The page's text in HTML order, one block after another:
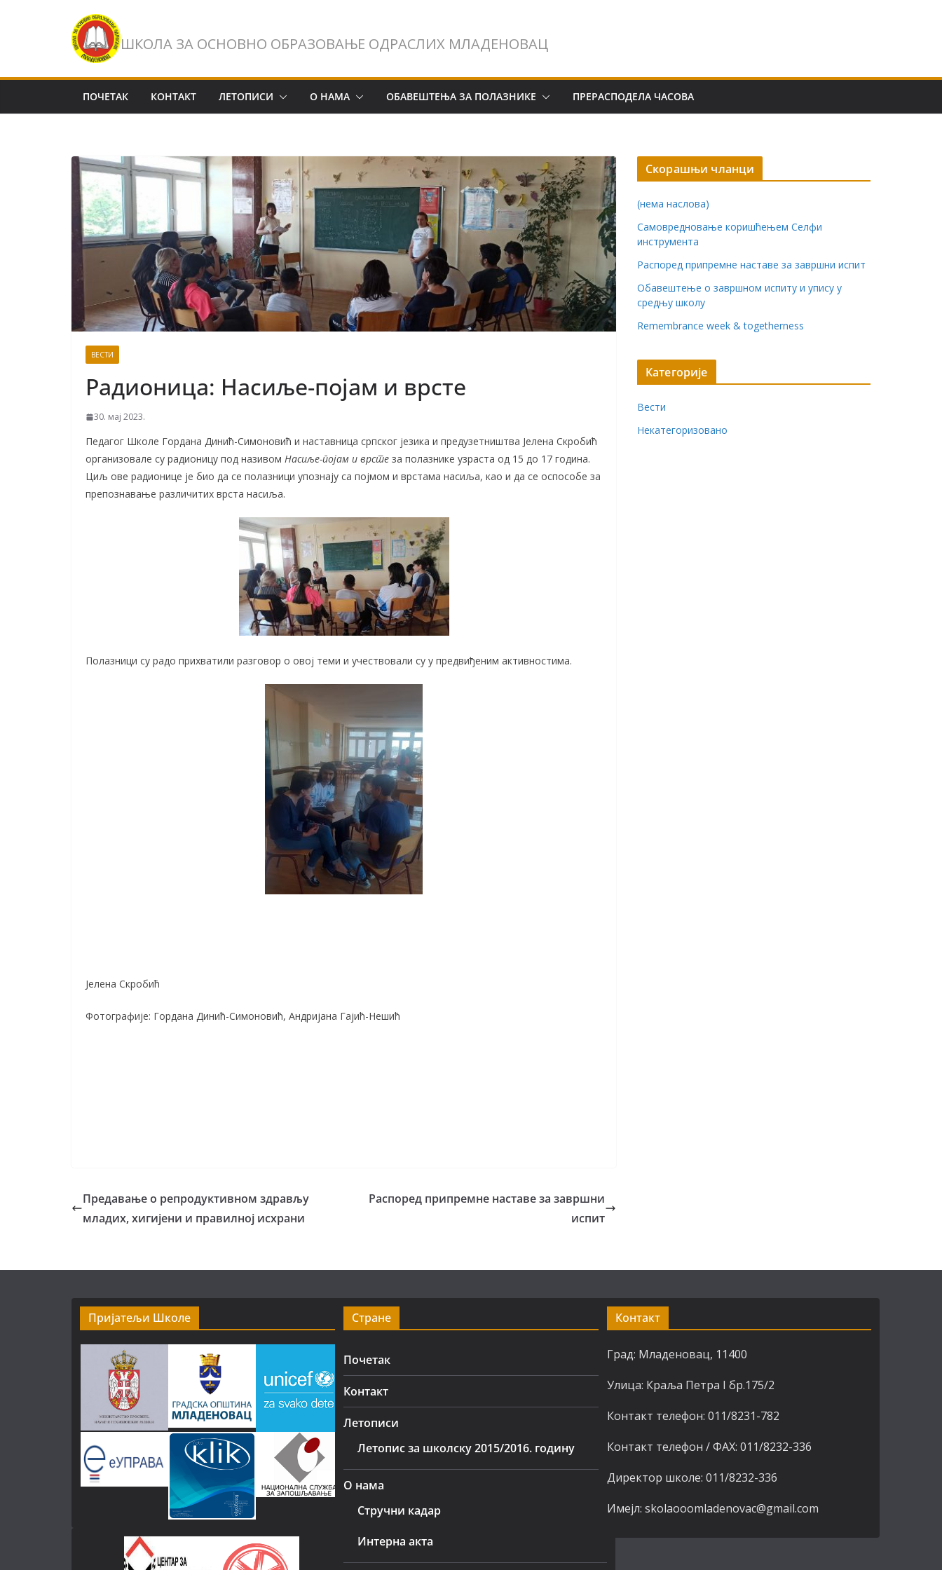
ШКОЛА ЗА ОСНОВНО ОБРАЗОВАЊЕ ОДРАСЛИХ МЛАДЕНОВАЦ
ПОЧЕТАК КОНТАКТ ЛЕТОПИСИ О НАМА ОБАВЕШТЕЊА ЗА ПОЛАЗНИКЕ ПРЕРАСПОДЕЛА ЧАСОВА
ВЕСТИ
Радионица: Насиље-појам и врсте
30. мај 2023.
Педагог Школе Гордана Динић-Симоновић и наставница српског језика и предузетништва Јелена Скробић
организовале су радионицу под називом Насиље-појам и врсте за полазнике узраста од 15 до 17 година.
Циљ ове радионице је био да се полазници упознају са појмом и врстама насиља, као и да се оспособе за
препознавање различитих врста насиља.
Полазници су радо прихватили разговор о овој теми и учествовали су у предвиђеним активностима.
Јелена Скробић
Фотографије: Гордана Динић-Симоновић, Андријана Гајић-Нешић
Предавање о репродуктивном здрављу
младих, хигијени и правилној исхрани
Распоред припремне наставе за завршни
испит
Скорашњи чланци
(нема наслова)
Самовредновање коришћењем Селфи
инструмента
Распоред припремне наставе за завршни испит
Обавештење о завршном испиту и упису у
средњу школу
Remembrance week & togetherness
Категорије
Вести
Некатегоризовано
Пријатељи Школе Стране
Почетак
Контакт
Летописи
Летопис за школску 2015/2016. годину
О нама
Стручни кадар
Интерна акта
Контакт
Град: Младеновац, 11400
Улица: Краља Петра I бр.175/2
Контакт телефон: 011/8231-782
Контакт телефон / ФАХ: 011/8232-336
Директор школе: 011/8232-336
Имејл: skolaooomladenovac@gmail.com